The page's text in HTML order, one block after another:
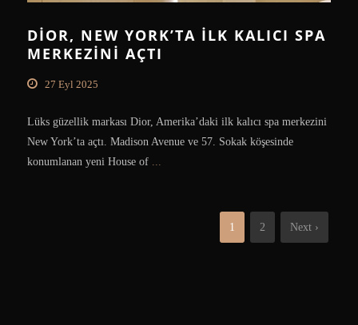
DIOR, NEW YORK’TA İLK KALICI SPA
MERKEZINI AÇTI
27 Eyl 2025
Lüks güzellik markası Dior, Amerika’daki ilk kalıcı spa merkezini
New York’ta açtı. Madison Avenue ve 57. Sokak köşesinde
konumlanan yeni House of
1 2 Next ›